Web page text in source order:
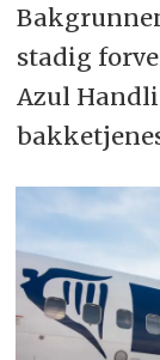
stadig
Azul